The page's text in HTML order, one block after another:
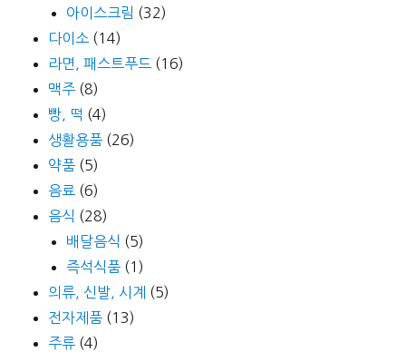
아이스크림 (32)
다이소 (14)
라면, 패스트푸드 (16)
맥주 (8)
빵, 떡 (4)
생활용품 (26)
약품 (5)
음료 (6)
음식 (28)
배달음식 (5)
즉석식품 (1)
의류, 신발, 시계
(5)
전자제품 (13)
주류 (4)